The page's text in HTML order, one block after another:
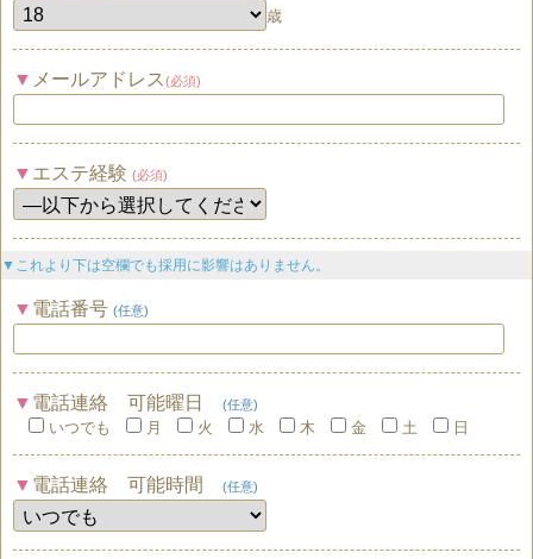
歳
メールアドレス (必須)
エステ経験 (必須)
▼これより下は空欄でも採用に影響はありません。
電話番号 (任意)
電話連絡 可能曜日 (任意)
いつでも 月 火 水 木 金 土 日
電話連絡 可能時間 (任意)